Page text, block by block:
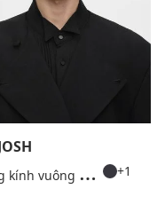
G
ọng kính vuông unisex bản mảnh +1